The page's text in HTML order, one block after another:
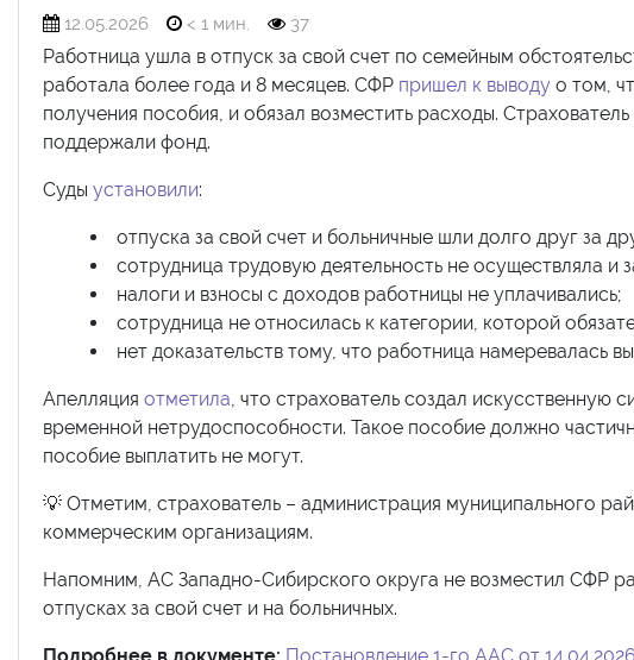
12.05.2026 < 1 мин. 37
Работница ушла в отпуск за свой счет по семейным
работала более года и 8 месяцев. СФР пришел к выводу о том,
получения пособия, и обязал возместить расходы.
поддержали фонд.
Суды установили:
отпуска за свой счет и больничные шли долго друг за
сотрудница трудовую деятельность не осуществляла и
налоги и взносы с доходов работницы не уплачивались;
сотрудница не относилась к категории, которой
нет доказательств тому, что работница намеревалась
Апелляция отметила, что страхователь создал искусственную
временной нетрудоспособности. Такое пособие должно
пособие выплатить не могут.
💡 Отметим, страхователь – администрация муниципального
коммерческим организациям.
Напомним, АС Западно-Сибирского округа не возместил СФР
отпусках за свой счет и на больничных.